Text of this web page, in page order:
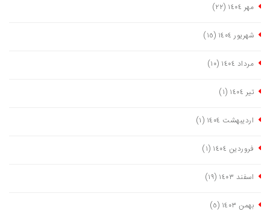
مهر ١٤٠٤ (٢٢)
شهریور ١٤٠٤ (١٥)
مرداد ١٤٠٤ (١٠)
تیر ١٤٠٤ (١)
اردیبهشت ١٤٠٤ (١)
فروردین ١٤٠٤ (١)
اسفند ١٤٠٣ (١٩)
بهمن ١٤٠٣ (٥)